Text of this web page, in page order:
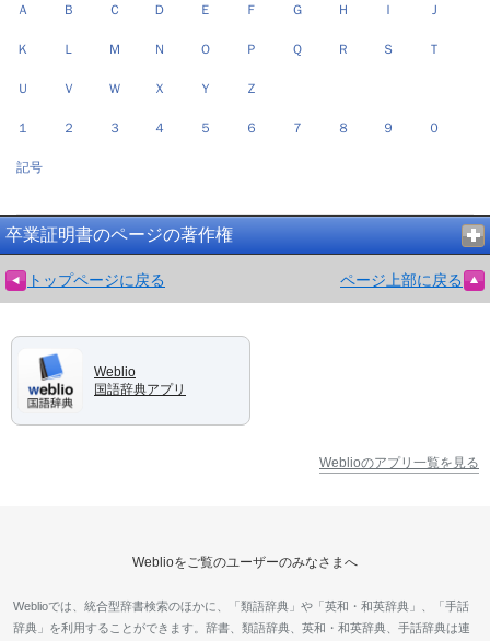
Ａ Ｂ Ｃ Ｄ Ｅ Ｆ Ｇ Ｈ Ｉ Ｊ
Ｋ Ｌ Ｍ Ｎ Ｏ Ｐ Ｑ Ｒ Ｓ Ｔ
Ｕ Ｖ Ｗ Ｘ Ｙ Ｚ
１ ２ ３ ４ ５ ６ ７ ８ ９ ０
記号
卒業証明書のページの著作権
トップページに戻る ページ上部に戻る
Weblio
国語辞典アプリ
Weblioのアプリ一覧を見る
Weblioをご覧のユーザーのみなさまへ
Weblioでは、統合型辞書検索のほかに、「類語辞典」や「英和・和英辞典」、「手話
辞典」を利用することができます。辞書、類語辞典、英和・和英辞典、手話辞典は連